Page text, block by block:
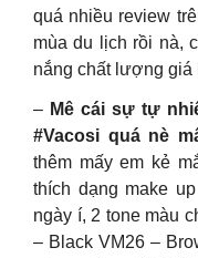
quá nhiều review
mùa du lịch rồi nà,
nắng chất lượng giá
– Mê cái sự tự
#Vacosi quá nè
thêm mấy em kẻ
thích dạng make
ngày í, 2 tone màu
– Black VM26 –